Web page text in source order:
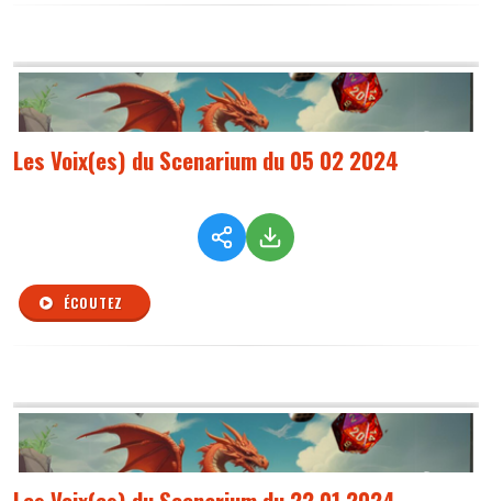
Les Voix(es) du Scenarium du 05 02 2024
ÉCOUTEZ